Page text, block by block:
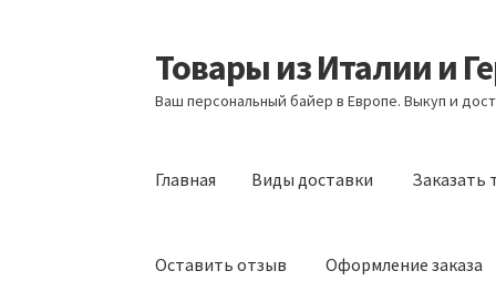
Перейти
к
навигации
Перейти
к
содержимому
Товары из Италии и
Ваш персональный байер в Европе. Выкуп и
Главная Виды доставки Заказать
Оставить отзыв Оформление заказа